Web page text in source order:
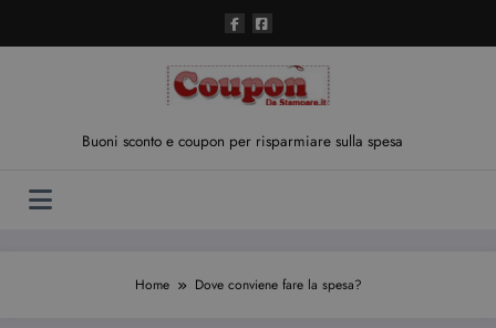
contenuto
Buoni sconto e coupon per risparmiare sulla spesa
Home Dove conviene fare la spesa?